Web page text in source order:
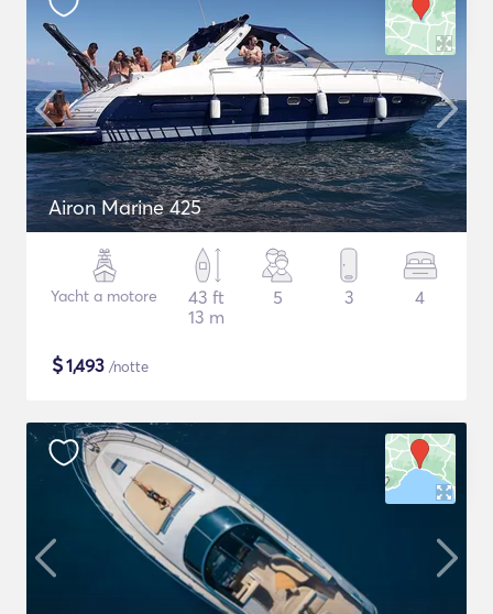
Airon Marine 425
Yacht a motore
43 ft
13 m
5 3 4
$1,493 /notte